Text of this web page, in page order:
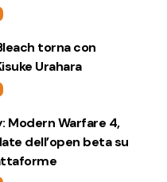
torna con
Urahara
Modern Warfare 4,
dell’open beta su